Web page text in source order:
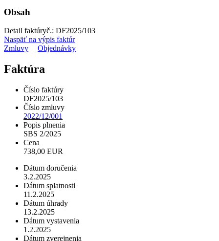
Obsah
Detail faktúryč.: DF2025/103
Naspäť na výpis faktúr
Zmluvy
Objednávky
Faktúra
Číslo faktúry
DF2025/103
Číslo zmluvy
2022/12/001
Popis plnenia
SBS 2/2025
Cena
738,00 EUR
Dátum doručenia
3.2.2025
Dátum splatnosti
11.2.2025
Dátum úhrady
13.2.2025
Dátum vystavenia
1.2.2025
Dátum zverejnenia